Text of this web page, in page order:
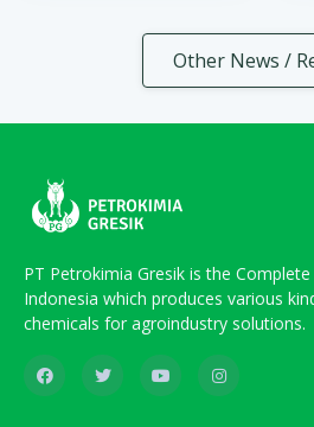
Other News /
PT Petrokimia Gresik is the
Indonesia which produces various
chemicals for agroindustry solutions.